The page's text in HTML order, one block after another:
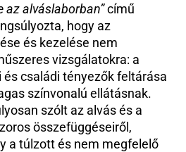
az alváslaborban” című
hogy az
és kezelése nem
vizsgálatokra: a
és családi tényezők feltárása
színvonalú ellátásnak.
szólt az alvás és a
összefüggéseiről,
a túlzott és nem megfelelő